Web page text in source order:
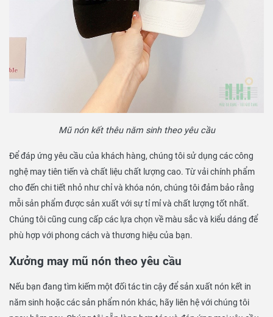
Mũ nón kết thêu năm sinh theo yêu cầu
Để đáp ứng yêu cầu của khách hàng, chúng tôi sử dụng các công
nghệ may tiên tiến và chất liệu chất lượng cao. Từ vải chính phẩm
cho đến chi tiết nhỏ như chỉ và khóa nón, chúng tôi đảm bảo rằng
mỗi sản phẩm được sản xuất với sự tỉ mỉ và chất lượng tốt nhất.
Chúng tôi cũng cung cấp các lựa chọn về màu sắc và kiểu dáng để
phù hợp với phong cách và thương hiệu của bạn.
Xưởng may mũ nón theo yêu cầu
Nếu bạn đang tìm kiếm một đối tác tin cậy để sản xuất nón kết in
năm sinh hoặc các sản phẩm nón khác, hãy liên hệ với chúng tôi